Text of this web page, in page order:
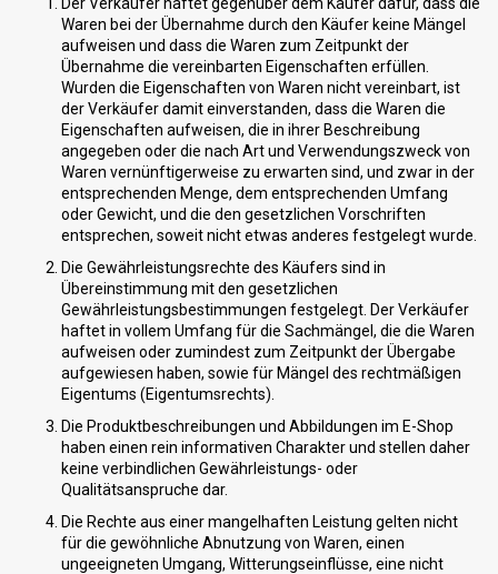
Waren bei der Übernahme durch den Käufer keine Mängel
aufweisen und dass die Waren zum Zeitpunkt der
Übernahme die vereinbarten Eigenschaften erfüllen.
Wurden die Eigenschaften von Waren nicht vereinbart, ist
der Verkäufer damit einverstanden, dass die Waren die
Eigenschaften aufweisen, die in ihrer Beschreibung
angegeben oder die nach Art und Verwendungszweck von
Waren vernünftigerweise zu erwarten sind, und zwar in der
entsprechenden Menge, dem entsprechenden Umfang
oder Gewicht, und die den gesetzlichen Vorschriften
entsprechen, soweit nicht etwas anderes festgelegt wurde.
Die Gewährleistungsrechte des Käufers sind in
Übereinstimmung mit den gesetzlichen
Gewährleistungsbestimmungen festgelegt. Der Verkäufer
haftet in vollem Umfang für die Sachmängel, die die Waren
aufweisen oder zumindest zum Zeitpunkt der Übergabe
aufgewiesen haben, sowie für Mängel des rechtmäßigen
Eigentums (Eigentumsrechts).
Die Produktbeschreibungen und Abbildungen im E-Shop
haben einen rein informativen Charakter und stellen daher
keine verbindlichen Gewährleistungs- oder
Qualitätsanspruche dar.
Die Rechte aus einer mangelhaften Leistung gelten nicht
für die gewöhnliche Abnutzung von Waren, einen
ungeeigneten Umgang, Witterungseinflüsse, eine nicht